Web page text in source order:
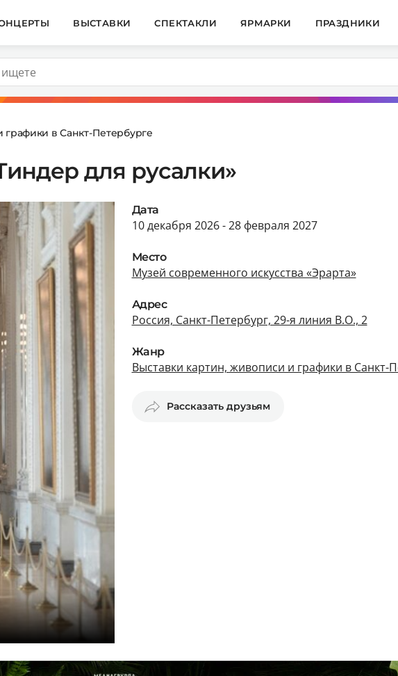
ВЫСТАВКИ СПЕКТАКЛИ ЯРМАРКИ ПРАЗДНИКИ
в Санкт-Петербурге
для русалки»
Дата
10 декабря 2026 - 28 февраля 2027
Место
Музей современного искусства «Эрарта»
Адрес
Россия, Санкт-Петербург, 29-я линия В.О., 2
Жанр
Выставки картин, живописи и графики в Санкт-
Рассказать друзьям